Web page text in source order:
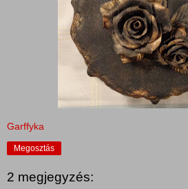
Garffyka
Megosztás
2 megjegyzés: